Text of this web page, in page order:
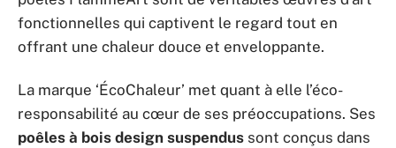
fonctionnelles qui captivent le regard tout en
offrant une chaleur douce et enveloppante.
La marque ‘ÉcoChaleur’ met quant à elle l’éco-
responsabilité au cœur de ses préoccupations. Ses
poêles à bois design suspendus sont conçus dans